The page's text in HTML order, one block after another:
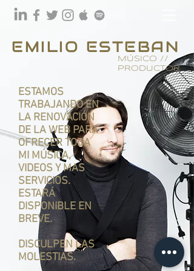
EMILIO ESTEBAN
MÚSICO //
PRODUCTOR
ESTAMOS
TRABAJANDO EN
LA RENOVACIÓN
DE LA WEB PARA
OFRECER TODA
MI MÚSICA,
VIDEOS Y MAS
SERVICIOS.
ESTARÁ
DISPONIBLE EN
BREVE.
DISCULPEN LAS
MOLESTIAS.